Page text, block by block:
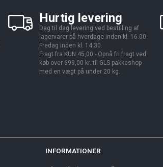
Hurtig levering
Dag til dag levering ved bestilling af
lagervarer på hverdage inden kl. 16.00.
Fredag inden kl. 14.30.
Fragt fra KUN 45,00 - Opnå fri fragt ved
køb over 699,00 kr. til GLS pakkeshop
med en vægt på under 20 kg.
INFORMATIONER